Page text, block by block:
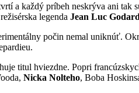
a každý príbeh neskrýva ani
legenda Jean Luc Godard
počin nemal uniknúť.
titul hviezdne. Popri
Nicka Nolteho, Boba